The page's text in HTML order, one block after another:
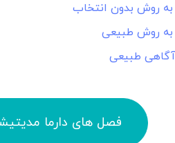
روش بدون انتخاب
روش طبیعی
طبیعی
فصل های دارما